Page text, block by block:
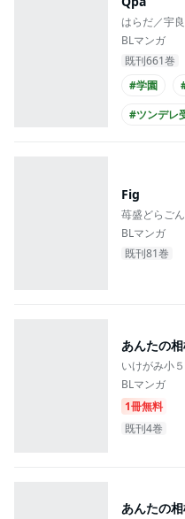
はらだ／宇
BLマンガ
既刊661巻
#学園
#ツンデレ
Fig
苺盛どらご
BLマンガ
既刊81巻
あんたの
いけがみ小５
BLマンガ
1冊無料
既刊4巻
あんたの